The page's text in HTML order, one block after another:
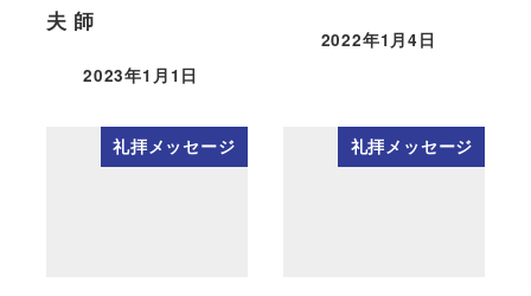
夫 師
2023年1月1日
2022年1月4日
礼拝メッセージ 礼拝メッセージ